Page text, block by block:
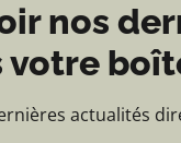
nos
actualités